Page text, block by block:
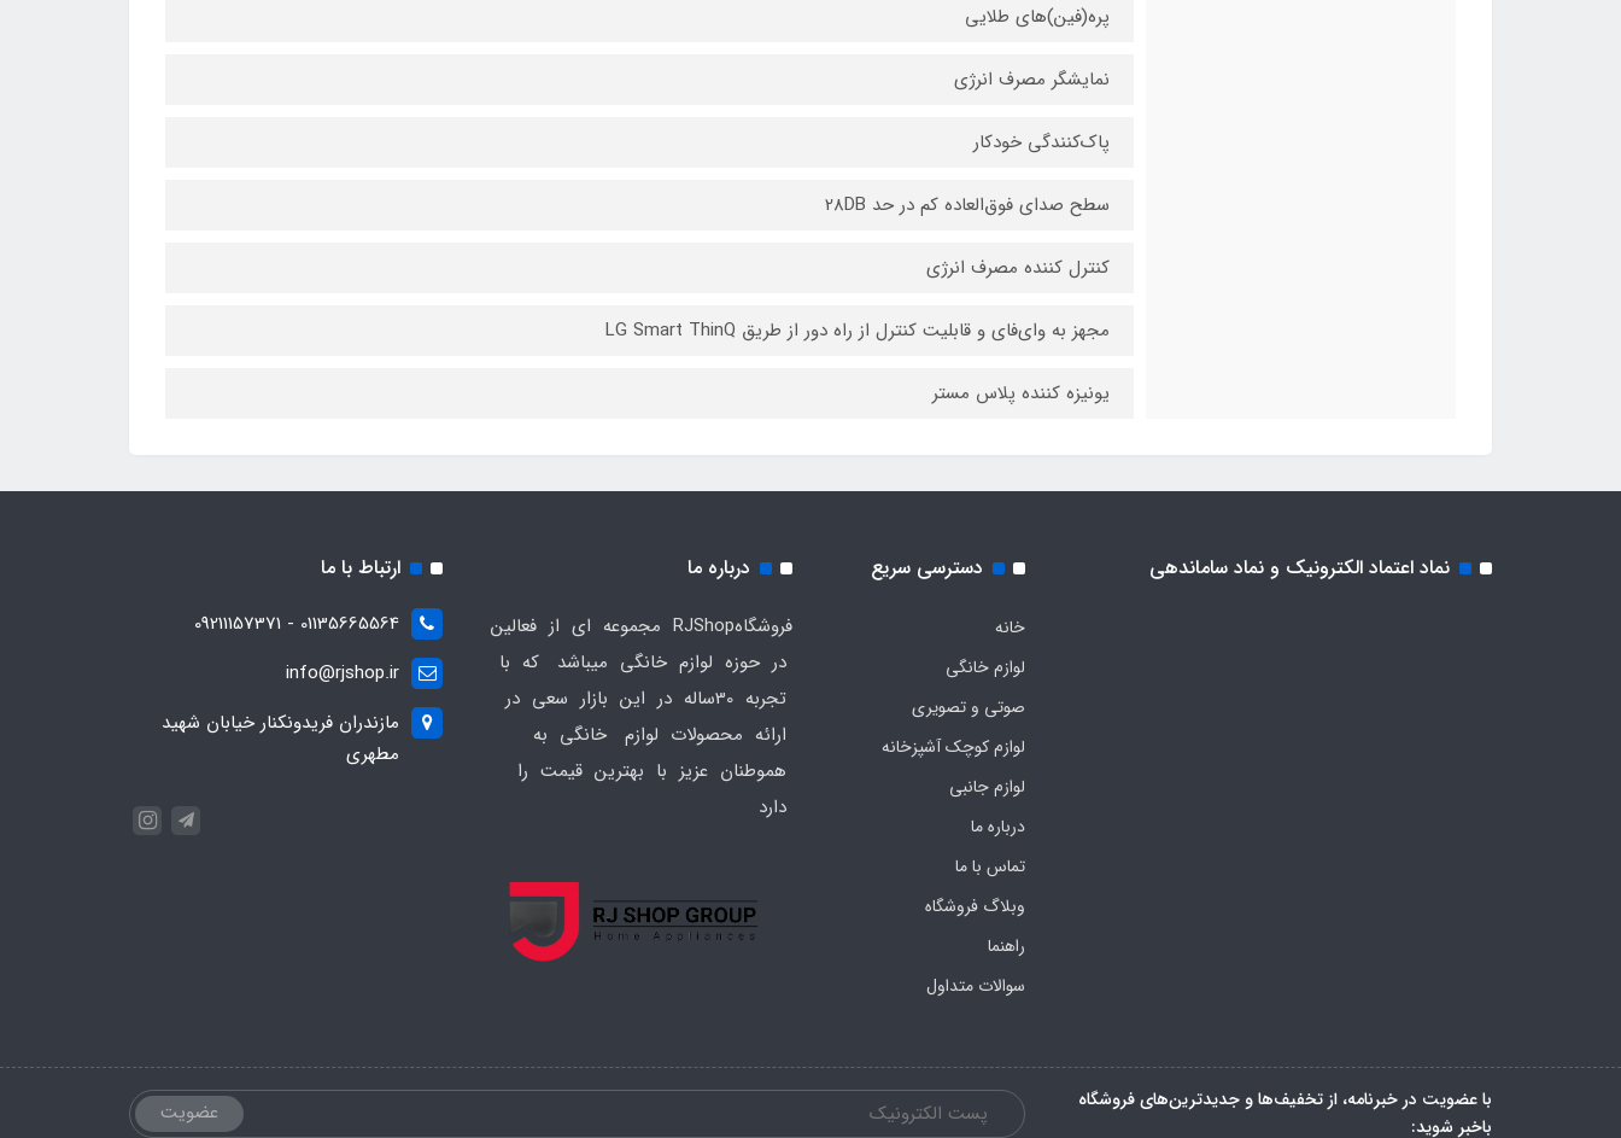
پره(فین)های طلایی
نمایشگر مصرف انرژی
پاک‌کنندگی خودکار
سطح صدای فوق‌العاده کم در حد 28DB
کنترل کننده مصرف انرژی
مجهز به وای‌فای و قابلیت کنترل از راه دور از طریق LG Smart ThinQ
یونیزه کننده پلاس مستر
نماد اعتماد الکترونیک و نماد ساماندهی دسترسی سریع
خانه
لوازم خانگی
صوتی و تصویری
لوازم کوچک آشپزخانه
لوازم جانبی
درباره ما
تماس با ما
وبلاگ فروشگاه
راهنما
سوالات متداول
درباره ما
فروشگاهRJShop مجموعه ای از فعالین
در حوزه لوازم خانگی میباشد که با
تجربه 30ساله در این بازار سعی در
ارائه محصولات لوازم خانگی به
هموطنان عزیز با بهترین قیمت را
دارد
ارتباط با ما
01135665564 - 09211157371
info@rjshop.ir
مازندران فریدونکنار خیابان شهید
مطهری
با عضویت در خبرنامه، از تخفیف‌ها و جدیدترین‌های فروشگاه
باخبر شوید:
عضویت